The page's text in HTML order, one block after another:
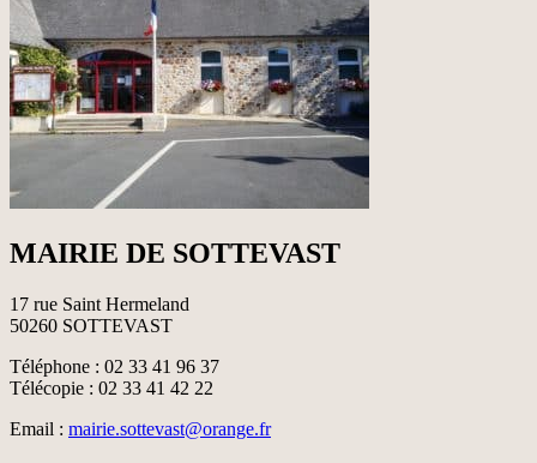
MAIRIE DE SOTTEVAST
17 rue Saint Hermeland
50260 SOTTEVAST
Téléphone : 02 33 41 96 37
Télécopie : 02 33 41 42 22
Email : mairie.sottevast@orange.fr